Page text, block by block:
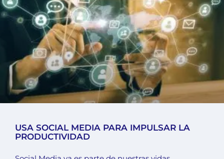
USA SOCIAL MEDIA PARA IMPULSAR LA
PRODUCTIVIDAD